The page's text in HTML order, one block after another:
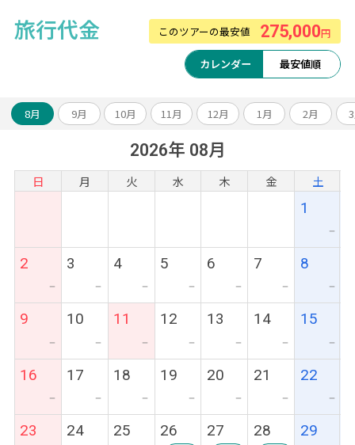
メトロBaniyas Square駅までも徒歩10分程度
と、どこに行くにも便利なロケーション。
旅行代金 このツアーの最安値 275,000円
カレンダー 最安値順
8月 9月 10月 11月 12月 1月 2月
2026年 08月
日 月 火 水 木 金 土
1
ー
2
ー
3
ー
4
ー
5
ー
6
ー
7
ー
8
ー
9
ー
10
ー
11
ー
12
ー
13
ー
14
ー
15
ー
16
ー
17
ー
18
ー
19
ー
20
ー
21
ー
22
ー
23 24 25 26 27 28 29